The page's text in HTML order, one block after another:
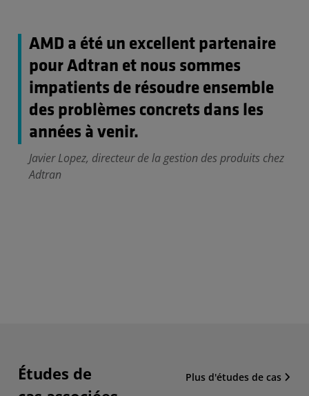
AMD a été un excellent partenaire
pour Adtran et nous sommes
impatients de résoudre ensemble
des problèmes concrets dans les
années à venir.
Javier Lopez, directeur de la gestion des produits chez
Adtran
Études de
Plus d'études de cas